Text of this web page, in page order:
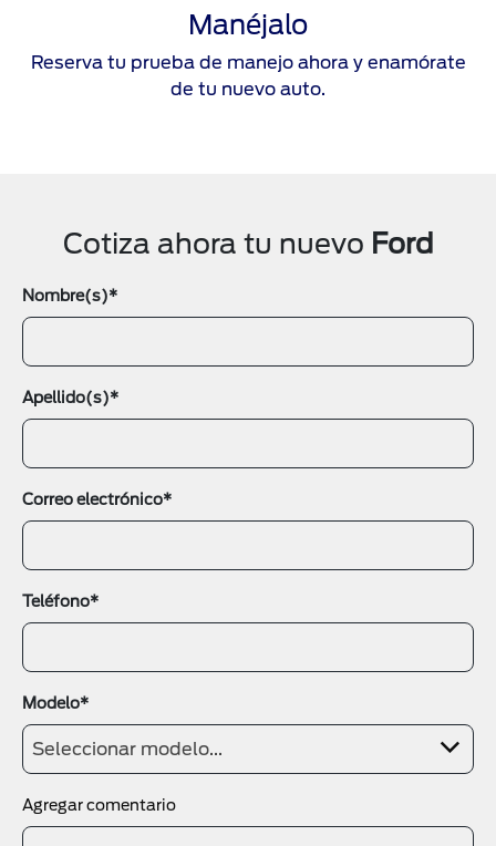
Manéjalo
Reserva tu prueba de manejo ahora y enamórate
de tu nuevo auto.
Cotiza ahora tu nuevo Ford
Nombre(s)*
Apellido(s)*
Correo electrónico*
Teléfono*
Modelo*
Seleccionar modelo...
Agregar comentario